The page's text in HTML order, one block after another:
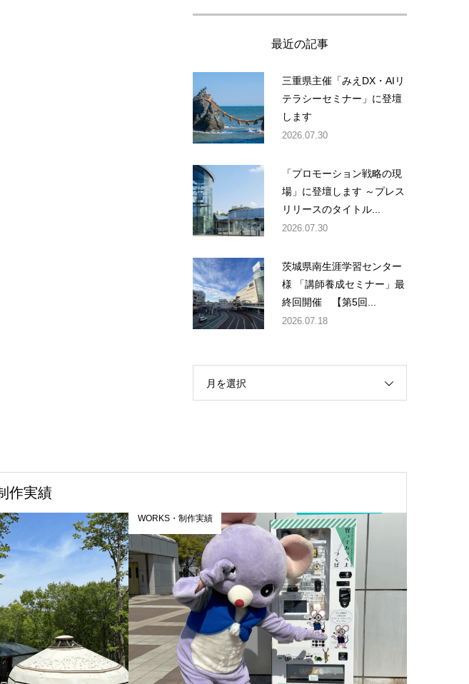
最近の記事
三重県主催「みえDX・AIリ
テラシーセミナー」に登壇
します
2026.07.30
「プロモーション戦略の現
場」に登壇します ～プレス
リリースのタイトル...
2026.07.30
茨城県南生涯学習センター
様 「講師養成セミナー」最
終回開催 【第5回...
2026.07.18
月を選択
作実績
WORKS・制作実績